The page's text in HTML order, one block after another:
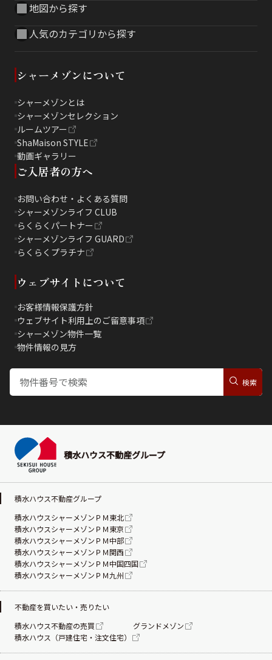
地図から探す
人気のカテゴリから探す
シャーメゾンについて
シャーメゾンとは
シャーメゾンセレクション
ルームツアー
ShaMaison STYLE
動画ギャラリー
ご入居者の方へ
お問い合わせ・よくある質問
シャーメゾンライフ CLUB
らくらくパートナー
シャーメゾンライフ GUARD
らくらくプラチナ
ウェブサイトについて
お客様情報保護方針
ウェブサイト利用上のご留意事項
シャーメゾン物件一覧
物件情報の見方
積水ハウス不動産グループ
積水ハウス不動産グループ
積水ハウスシャーメゾンＰＭ東北
積水ハウスシャーメゾンＰＭ東京
積水ハウスシャーメゾンＰＭ中部
積水ハウスシャーメゾンＰＭ関西
積水ハウスシャーメゾンＰＭ中国四国
積水ハウスシャーメゾンＰＭ九州
不動産を買いたい・売りたい
積水ハウス不動産の売買
グランドメゾン
積水ハウス（戸建住宅・注文住宅）